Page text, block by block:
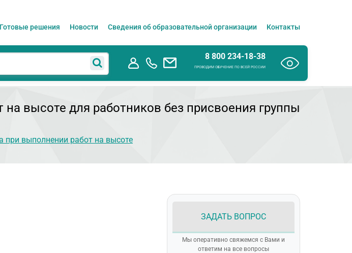
Готовые решения Новости Сведения об образовательной организации Контакты
8 800 234-18-38
ПРОВОДИМ ОБУЧЕНИЕ ПО ВСЕЙ РОССИИ
высоте для работников без присвоения группы
при выполнении работ на высоте
ЗАДАТЬ ВОПРОС
Мы оперативно свяжемся с Вами и
ответим на все вопросы